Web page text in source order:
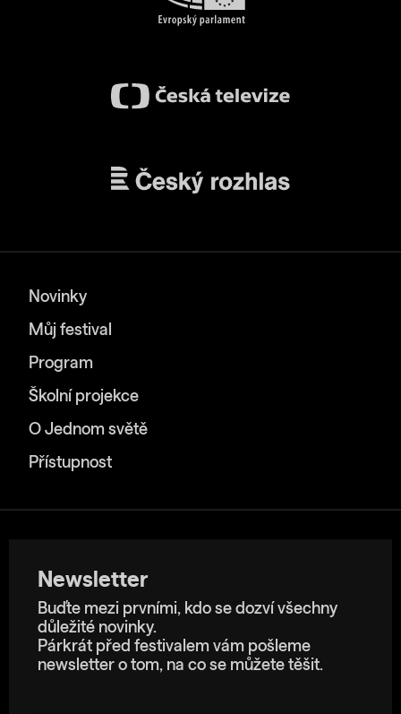
Novinky
Můj festival
Program
Školní projekce
O Jednom světě
Přístupnost
Newsletter
Buďte mezi prvními, kdo se dozví všechny
důležité novinky.
Párkrát před festivalem vám pošleme
newsletter o tom, na co se můžete těšit.